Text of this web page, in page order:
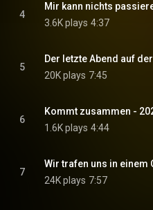
4
3.6K plays 4:37
5
20K plays 7:45
6
Kommt zusammen -
1.6K plays 4:44
7
Wir trafen uns in einem
24K plays 7:57